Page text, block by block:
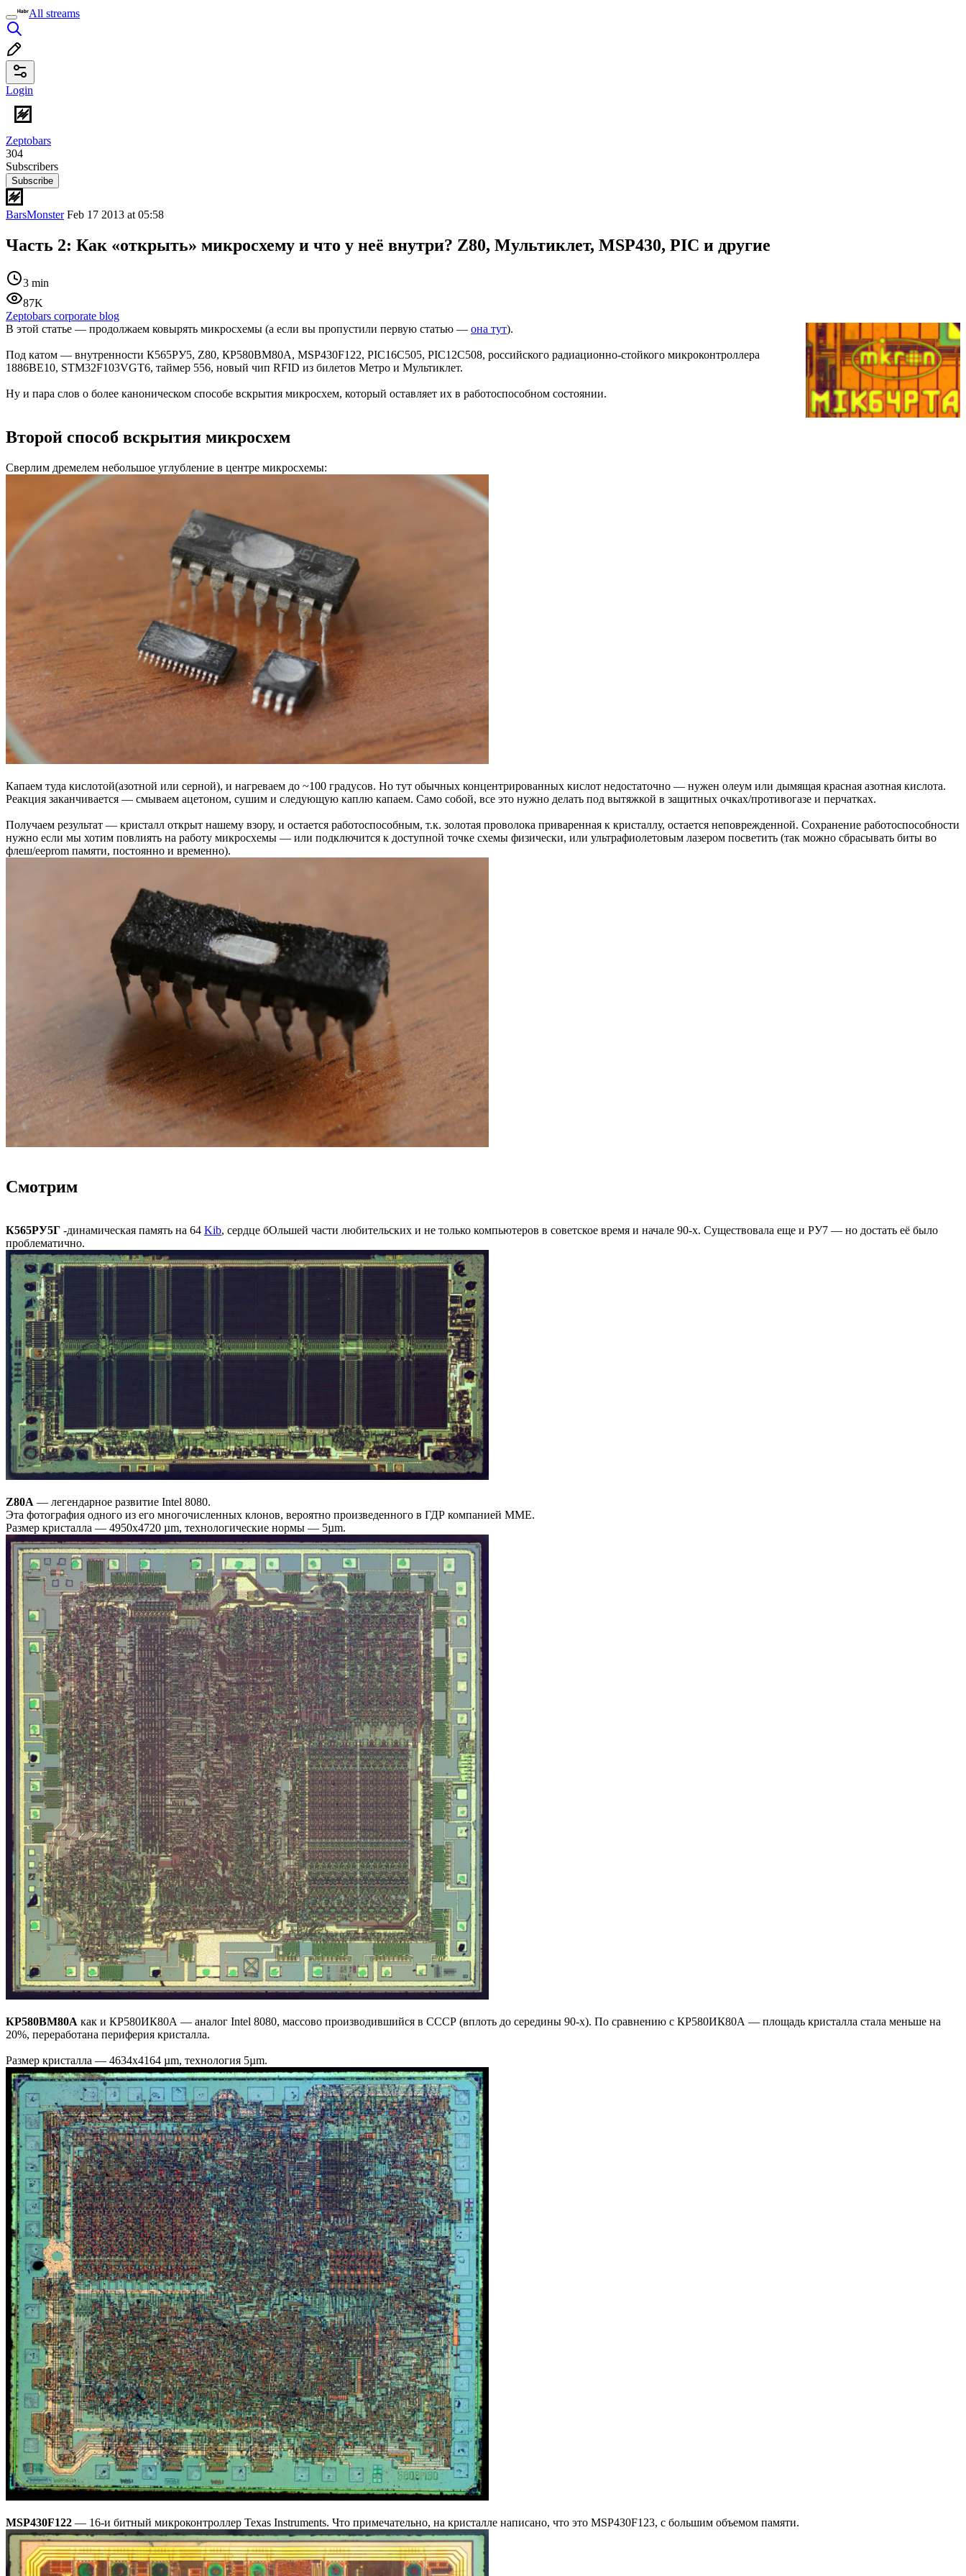
All streams
Login
Zeptobars
304
Subscribers
Subscribe
BarsMonsterFeb 17 2013 at 05:58
Часть 2: Как «открыть» микросхему и что у неё внутри? Z80, Мультиклет, MSP430, PIC и другие
3 min
87K
Zeptobars corporate blog
В этой статье — продолжаем ковырять микросхемы (а если вы пропустили первую статью — она тут).
Под катом — внутренности К565РУ5, Z80, КР580ВМ80А, MSP430F122, PIC16C505, PIC12C508, российского радиационно-стойкого микроконтроллера
1886ВЕ10, STM32F103VGT6, таймер 556, новый чип RFID из билетов Метро и Мультиклет.
Ну и пара слов о более каноническом способе вскрытия микросхем, который оставляет их в работоспособном состоянии.
Второй способ вскрытия микросхем
Сверлим дремелем небольшое углубление в центре микросхемы:
Капаем туда кислотой(азотной или серной), и нагреваем до ~100 градусов. Но тут обычных концентрированных кислот недостаточно — нужен олеум или дымящая красная азотная кислота.
Реакция заканчивается — смываем ацетоном, сушим и следующую каплю капаем. Само собой, все это нужно делать под вытяжкой в защитных очках/противогазе и перчатках.
Получаем результат — кристалл открыт нашему взору, и остается работоспособным, т.к. золотая проволока приваренная к кристаллу, остается неповрежденной. Сохранение работоспособности
нужно если мы хотим повлиять на работу микросхемы — или подключится к доступной точке схемы физически, или ультрафиолетовым лазером посветить (так можно сбрасывать биты во
флеш/eeprom памяти, постоянно и временно).
Смотрим
К565РУ5Г -динамическая память на 64 Kib, сердце бОльшей части любительских и не только компьютеров в советское время и начале 90-х. Существовала еще и РУ7 — но достать её было
проблематично.
Z80A — легендарное развитие Intel 8080.
Эта фотография одного из его многочисленных клонов, вероятно произведенного в ГДР компанией MME.
Размер кристалла — 4950x4720 µm, технологические нормы — 5µm.
КР580ВМ80А как и КР580ИК80А — аналог Intel 8080, массово производившийся в СССР (вплоть до середины 90-х). По сравнению с КР580ИК80А — площадь кристалла стала меньше на
20%, переработана периферия кристалла.
Размер кристалла — 4634x4164 µm, технология 5µm.
MSP430F122 — 16-и битный микроконтроллер Texas Instruments. Что примечательно, на кристалле написано, что это MSP430F123, с большим объемом памяти.